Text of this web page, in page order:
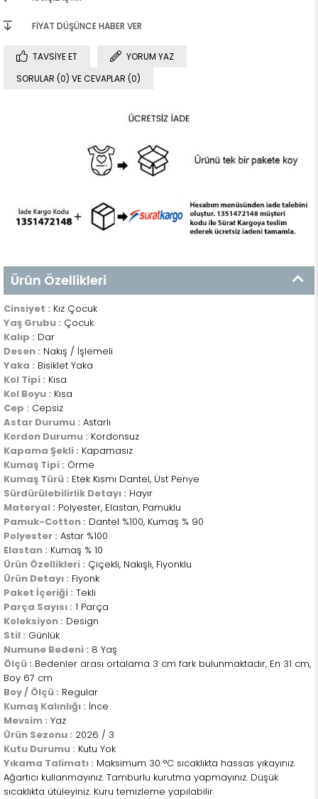
FIYAT DÜŞÜNCE HABER VER
TAVSIYE ET
YORUM YAZ
SORULAR (0) VE CEVAPLAR (0)
Ürün Özellikleri
Cinsiyet : Kız Çocuk
Yaş Grubu : Çocuk
Kalıp : Dar
Desen : Nakış / İşlemeli
Yaka : Bisiklet Yaka
Kol Tipi : Kısa
Kol Boyu : Kısa
Cep : Cepsiz
Astar Durumu : Astarlı
Kordon Durumu : Kordonsuz
Kapama Şekli : Kapamasız
Kumaş Tipi : Örme
Kumaş Türü : Etek Kısmı Dantel, Üst Penye
Sürdürülebilirlik Detayı : Hayır
Materyal : Polyester, Elastan, Pamuklu
Pamuk-Cotton : Dantel %100, Kumaş % 90
Polyester : Astar %100
Elastan : Kumaş % 10
Ürün Özellikleri : Çiçekli, Nakışlı, Fiyonklu
Ürün Detayı : Fiyonk
Paket İçeriği : Tekli
Parça Sayısı : 1 Parça
Koleksiyon : Design
Stil : Günlük
Numune Bedeni : 8 Yaş
Ölçü : Bedenler arası ortalama 3 cm fark bulunmaktadır, En 31 cm,
Boy 67 cm
Boy / Ölçü : Regular
Kumaş Kalınlığı : İnce
Mevsim : Yaz
Ürün Sezonu : 2026 / 3
Kutu Durumu : Kutu Yok
Yıkama Talimatı : Maksimum 30 °C sıcaklıkta hassas yıkayınız.
Ağartıcı kullanmayınız. Tamburlu kurutma yapmayınız. Düşük
sıcaklıkta ütüleyiniz. Kuru temizleme yapılabilir.